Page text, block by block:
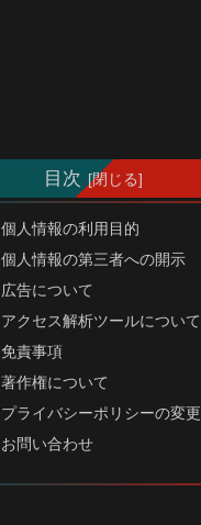
目次
個人情報の利用目的
個人情報の第三者への開示
広告について
アクセス解析ツールについて
免責事項
著作権について
プライバシーポリシーの変更
お問い合わせ